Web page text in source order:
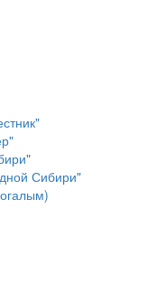
Сибири"